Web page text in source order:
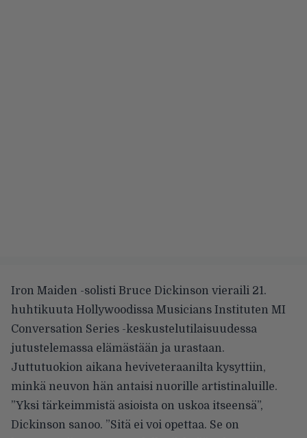
Iron Maiden -solisti Bruce Dickinson vieraili 21.
huhtikuuta Hollywoodissa Musicians Instituten MI
Conversation Series -keskustelutilaisuudessa
jutustelemassa elämästään ja urastaan.
Juttutuokion aikana heviveteraanilta kysyttiin,
minkä neuvon hän antaisi nuorille artistinaluille.
”Yksi tärkeimmistä asioista on uskoa itseensä”,
Dickinson sanoo. ”Sitä ei voi opettaa. Se on